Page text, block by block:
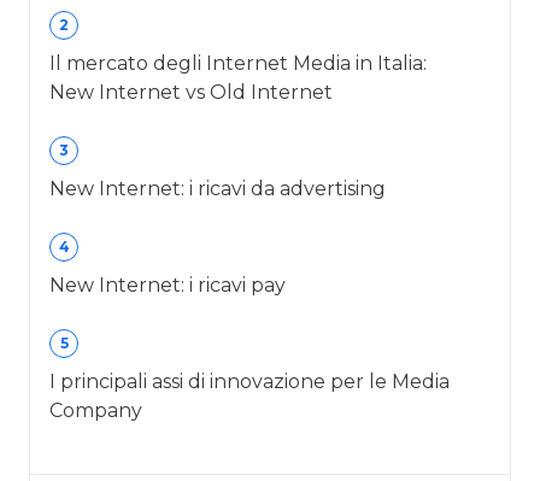
2
Il mercato degli Internet Media in Italia:
New Internet vs Old Internet
3
New Internet: i ricavi da advertising
4
New Internet: i ricavi pay
5
I principali assi di innovazione per le Media
Company